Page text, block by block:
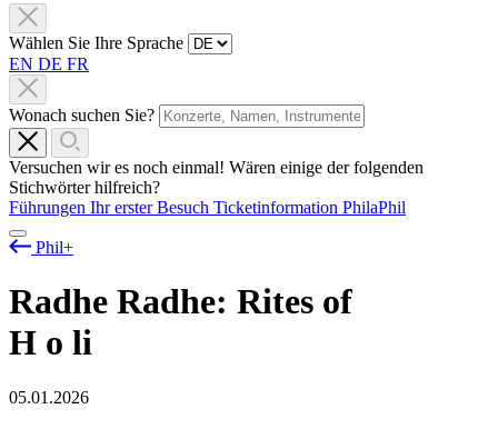
Wählen Sie Ihre Sprache
EN DE FR
Wonach suchen Sie?
Versuchen wir es noch einmal! Wären einige der folgenden
Stichwörter hilfreich?
Führungen Ihr erster Besuch Ticketinformation PhilaPhil
Phil+
Radhe Radhe: Rites of
H o li
05.01.2026